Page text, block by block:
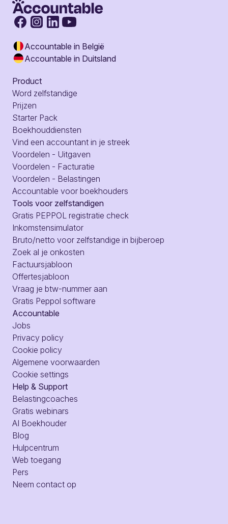
Accountable in België
Accountable in Duitsland
Product
Word zelfstandige
Prijzen
Starter Pack
Boekhouddiensten
Vind een accountant in je streek
Voordelen - Uitgaven
Voordelen - Facturatie
Voordelen - Belastingen
Accountable voor boekhouders
Tools voor zelfstandigen
Gratis PEPPOL registratie check
Inkomstensimulator
Bruto/netto voor zelfstandige in bijberoep
Zoek al je onkosten
Factuursjabloon
Offertesjabloon
Vraag je btw-nummer aan
Gratis Peppol software
Accountable
Jobs
Privacy policy
Cookie policy
Algemene voorwaarden
Cookie settings
Help & Support
Belastingcoaches
Gratis webinars
AI Boekhouder
Blog
Hulpcentrum
Web toegang
Pers
Neem contact op